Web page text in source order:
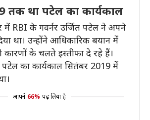
तक था पटेल का कार्यकाल
में RBI के गवर्नर उर्जित पटेल ने अपने
था। उन्होंने आधिकारिक बयान में
कारणों के चलते इस्तीफा दे रहे हैं।
का कार्यकाल सितंबर 2019 में
आपने 66% पढ़ लिया है